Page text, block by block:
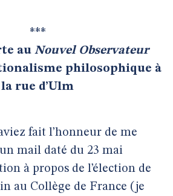
***
au Nouvel Observateur
philosophique à
la rue d’Ulm
fait l’honneur de me
mail daté du 23 mai
à propos de l’élection de
au Collège de France (je